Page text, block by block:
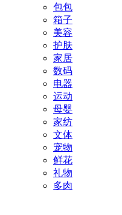
包包
箱子
美容
护肤
家居
数码
电器
运动
母婴
家纺
文体
宠物
鲜花
礼物
多肉